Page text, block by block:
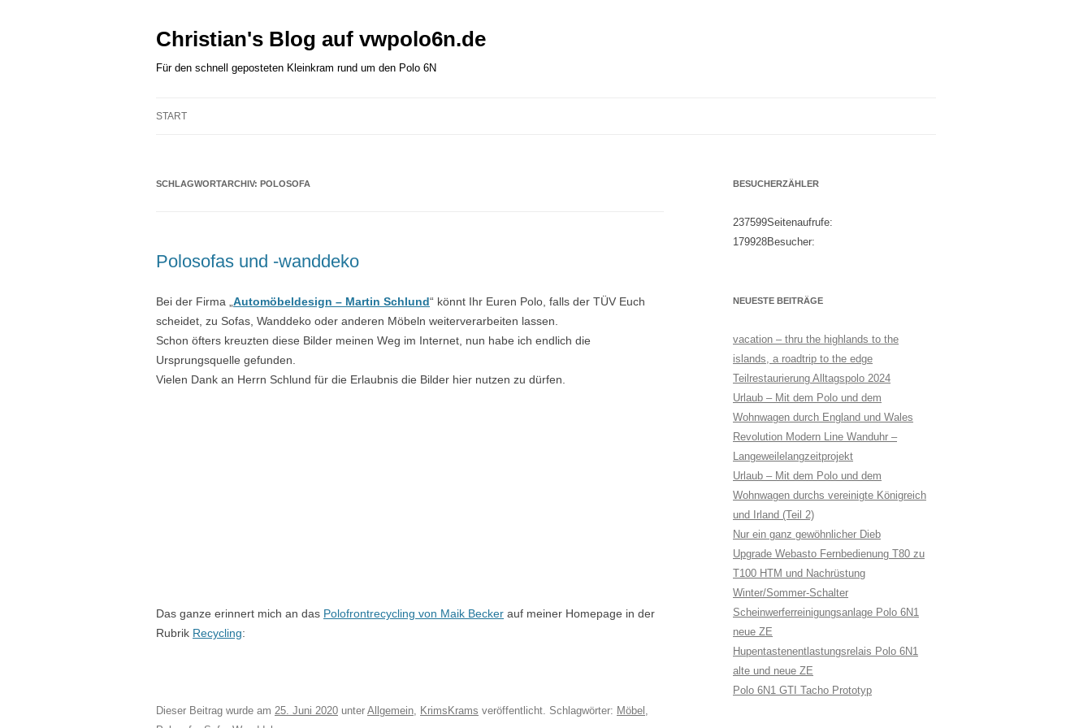
Christian's Blog auf vwpolo6n.de
Für den schnell geposteten Kleinkram rund um den Polo 6N
START
SCHLAGWORTARCHIV: POLOSOFA
Polosofas und -wanddeko
Bei der Firma „ Automöbeldesign – Martin Schlund“ könnt Ihr Euren Polo, falls der TÜV Euch
scheidet, zu Sofas, Wanddeko oder anderen Möbeln weiterverarbeiten lassen.
Schon öfters kreuzten diese Bilder meinen Weg im Internet, nun habe ich endlich die
Ursprungsquelle gefunden.
Vielen Dank an Herrn Schlund für die Erlaubnis die Bilder hier nutzen zu dürfen.
Das ganze erinnert mich an das Polofrontrecycling von Maik Becker auf meiner Homepage in der
Rubrik Recycling:
Dieser Beitrag wurde am 25. Juni 2020 unter Allgemein, KrimsKrams veröffentlicht. Schlagwörter: Möbel ,
BESUCHERZÄHLER
237599Seitenaufrufe:
179928Besucher:
NEUESTE BEITRÄGE
vacation – thru the highlands to the
islands, a roadtrip to the edge
Teilrestaurierung Alltagspolo 2024
Urlaub – Mit dem Polo und dem
Wohnwagen durch England und Wales
Revolution Modern Line Wanduhr –
Langeweilelangzeitprojekt
Urlaub – Mit dem Polo und dem
Wohnwagen durchs vereinigte Königreich
und Irland (Teil 2)
Nur ein ganz gewöhnlicher Dieb
Upgrade Webasto Fernbedienung T80 zu
T100 HTM und Nachrüstung
Winter/Sommer-Schalter
Scheinwerferreinigungsanlage Polo 6N1
neue ZE
Hupentastenentlastungsrelais Polo 6N1
alte und neue ZE
Polo 6N1 GTI Tacho Prototyp